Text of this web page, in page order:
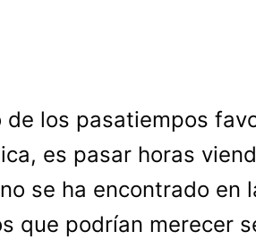
de los pasatiempos
es pasar horas
se ha encontrado en
que podrían merecer